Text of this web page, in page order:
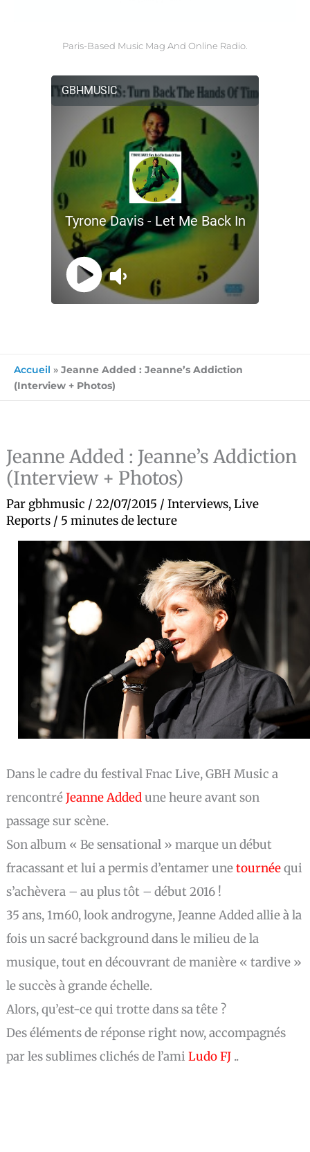
Paris-Based Music Mag And Online Radio.
Accueil » Jeanne Added : Jeanne’s Addiction
(Interview + Photos)
Jeanne Added : Jeanne’s Addiction
(Interview + Photos)
Par gbhmusic /22/07/2015 /Interviews,Live
Reports / 5 minutes de lecture
Dans le cadre du festival Fnac Live, GBH Music a
rencontréJeanne Addedune heure avant son
passage sur scène.
Son album « Be sensational » marque un début
fracassant et lui a permis d’entamer unetournéequi
s’achèvera – au plus tôt – début 2016 !
35 ans, 1m60, look androgyne, Jeanne Added allie à la
fois un sacré background dans le milieu de la
musique, tout en découvrant de manière « tardive »
le succès à grande échelle.
Alors, qu’est-ce qui trotte dans sa tête ?
Des éléments de réponse right now, accompagnés
par les sublimes clichés de l’amiLudo FJ ..